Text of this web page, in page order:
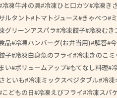
冷凍牛丼の具 冷凍ひと口カツ 冷凍き
ルタント トマトジュース きゃべつ
グリーンアスパラ 冷凍餃子 冷凍むき
品 冷凍ハンバーグ(お弁当用) 解答
子 冷凍白身魚のフライ 冷凍きのこミ
い ボリュームアップ もてなし料理
といも 冷凍ミックスベジタブル 冷凍
こどもの日 冷凍えびフライ 冷凍スパ